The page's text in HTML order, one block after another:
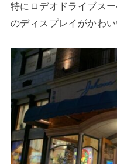
特にロデオドライブス
のディスプレイがかわ